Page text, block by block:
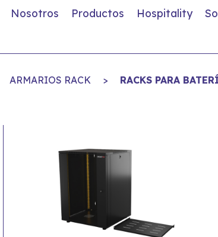
Nosotros Productos Hospitality
ARMARIOS RACK > RACKS PARA